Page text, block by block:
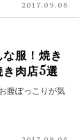
2017.09.06
な服！焼き
き肉店5選
腹ぽっこりが気